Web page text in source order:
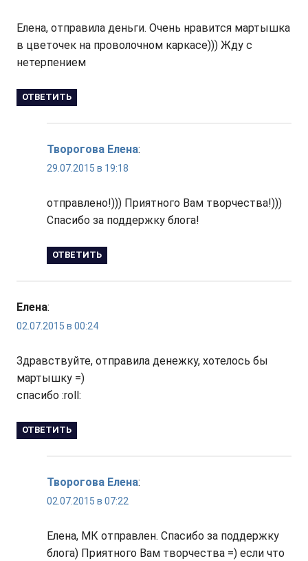
Елена, отправила деньги. Очень нравится мартышка
в цветочек на проволочном каркасе))) Жду с
нетерпением
ОТВЕТИТЬ
Творогова Елена:
29.07.2015 в 19:18
отправлено!))) Приятного Вам творчества!)))
Спасибо за поддержку блога!
ОТВЕТИТЬ
Елена:
02.07.2015 в 00:24
Здравствуйте, отправила денежку, хотелось бы
мартышку =)
спасибо :roll:
ОТВЕТИТЬ
Творогова Елена:
02.07.2015 в 07:22
Елена, МК отправлен. Спасибо за поддержку
блога) Приятного Вам творчества =) если что